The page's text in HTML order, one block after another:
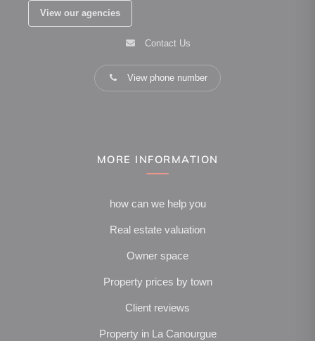
View our agencies
Contact Us
View phone number
MORE INFORMATION
how can we help you
Real estate valuation
Owner space
Property prices by town
Client reviews
Property in La Canourgue